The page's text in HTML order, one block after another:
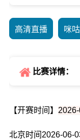
高清直播 咪
比赛详情：
【开赛时间】
北京时间2026-06-